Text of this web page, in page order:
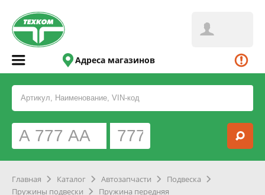
Адреса магазинов
Главная Каталог Автозапчасти
Подвеска
Пружины подвески
Пружина передняя